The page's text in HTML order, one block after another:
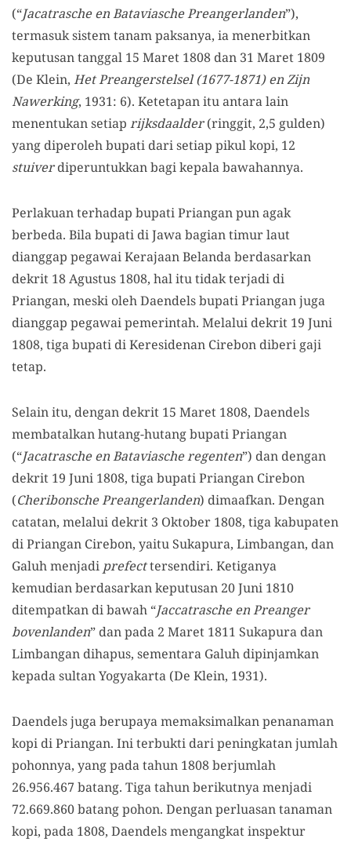
(“Jacatrasche en Bataviasche Preangerlanden”),
termasuk sistem tanam paksanya, ia menerbitkan
keputusan tanggal 15 Maret 1808 dan 31 Maret 1809
(De Klein, Het Preangerstelsel (1677-1871) en Zijn
Nawerking, 1931: 6). Ketetapan itu antara lain
menentukan setiap rijksdaalder(ringgit, 2,5 gulden)
yang diperoleh bupati dari setiap pikul kopi, 12
stuiverdiperuntukkan bagi kepala bawahannya.
Perlakuan terhadap bupati Priangan pun agak
berbeda. Bila bupati di Jawa bagian timur laut
dianggap pegawai Kerajaan Belanda berdasarkan
dekrit 18 Agustus 1808, hal itu tidak terjadi di
Priangan, meski oleh Daendels bupati Priangan juga
dianggap pegawai pemerintah. Melalui dekrit 19 Juni
1808, tiga bupati di Keresidenan Cirebon diberi gaji
tetap.
Selain itu, dengan dekrit 15 Maret 1808, Daendels
membatalkan hutang-hutang bupati Priangan
(“Jacatrasche en Bataviasche regenten”) dan dengan
dekrit 19 Juni 1808, tiga bupati Priangan Cirebon
(Cheribonsche Preangerlanden) dimaafkan. Dengan
catatan, melalui dekrit 3 Oktober 1808, tiga kabupaten
di Priangan Cirebon, yaitu Sukapura, Limbangan, dan
Galuh menjadi prefecttersendiri. Ketiganya
kemudian berdasarkan keputusan 20 Juni 1810
ditempatkan di bawah “Jaccatrasche en Preanger
bovenlanden” dan pada 2 Maret 1811 Sukapura dan
Limbangan dihapus, sementara Galuh dipinjamkan
kepada sultan Yogyakarta (De Klein, 1931).
Daendels juga berupaya memaksimalkan penanaman
kopi di Priangan. Ini terbukti dari peningkatan jumlah
pohonnya, yang pada tahun 1808 berjumlah
26.956.467 batang. Tiga tahun berikutnya menjadi
72.669.860 batang pohon. Dengan perluasan tanaman
kopi, pada 1808, Daendels mengangkat inspektur